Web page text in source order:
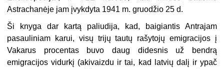
Astrachanėje jam įvykdyta 1941 m. gruodžio 25 d.
Ši knyga dar kartą paliudija, kad, baigiantis Antrajam
pasauliniam karui, visų trijų tautų rašytojų emigracijos į
Vakarus procentas buvo daug didesnis už bendrą
emigracijos vidurkį (akivaizdu ir tai, kad latvių dalį ir ypač